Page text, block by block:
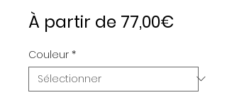
À partir de 77,00€
Couleur *